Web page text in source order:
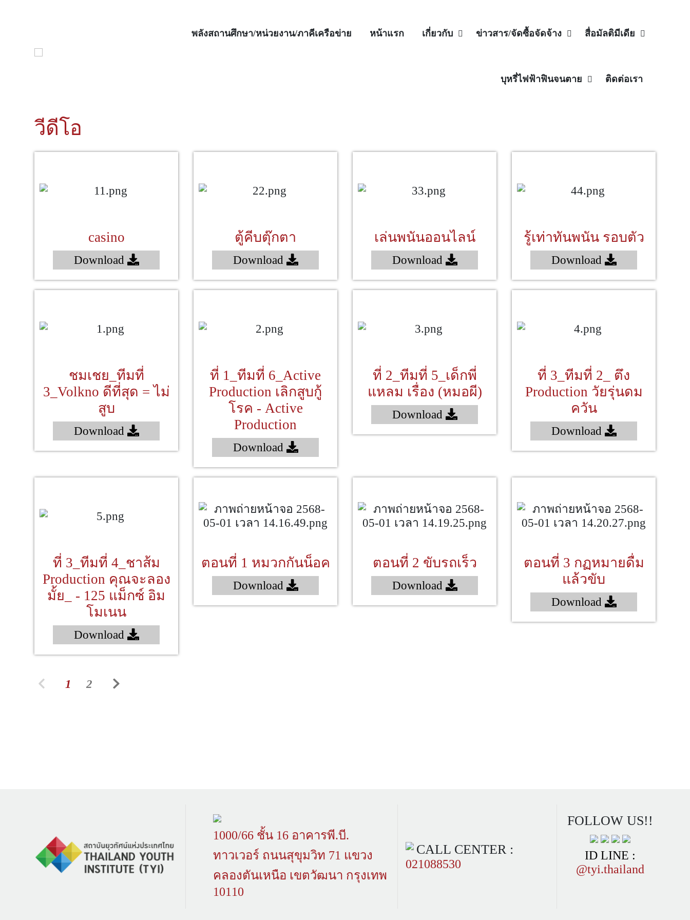
พลังสถานศึกษา/หน่วยงาน/ภาคีเครือข่าย หน้าแรก เกี่ยวกับ ข่าวสาร/จัดซื้อจัดจ้าง สื่อมัลติมีเดีย
บุหรี่ไฟฟ้าฟินจนตาย ติดต่อเรา
วีดีโอ
casino
Download
ตู้คีบตุ๊กตา
Download
เล่นพนันออนไลน์
Download
รู้เท่าทันพนัน รอบตัว
Download
ชมเชย_ทีมที่
3_Volkno ดีที่สุด = ไม่
สูบ
Download
ที่ 1_ทีมที่ 6_Active
Production เลิกสูบกู้
โรค - Active
Production
Download
ที่ 2_ทีมที่ 5_เด็กพี่
แหลม เรื่อง (หมอผี)
Download
ที่ 3_ทีมที่ 2_ ตึง
Production วัยรุ่นดม
ควัน
Download
ที่ 3_ทีมที่ 4_ชาส้ม
Production คุณจะลอง
มั้ย_ - 125 แม็กซ์ อิม
โมเนน
Download
ตอนที่ 1 หมวกกันน็อค
Download
ตอนที่ 2 ขับรถเร็ว
Download
ตอนที่ 3 กฏหมายดื่ม
แล้วขับ
Download
1 2
1000/66 ชั้น 16 อาคารพี.บี.
ทาวเวอร์ ถนนสุขุมวิท 71 แขวง
คลองตันเหนือ เขตวัฒนา กรุงเทพ
10110
CALL CENTER :
021088530
FOLLOW US!!
ID LINE :
@tyi.thailand